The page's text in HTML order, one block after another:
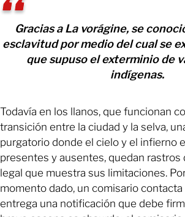
Gracias a La vorágine, se
esclavitud por medio del cual se
que supuso el exterminio de
indígenas.
Todavía en los llanos, que funcionan
transición entre la ciudad y la selva,
purgatorio donde el cielo y el infierno
presentes y ausentes, quedan rastros
legal que muestra sus limitaciones.
momento dado, un comisario contacta
entrega una notificación que debe